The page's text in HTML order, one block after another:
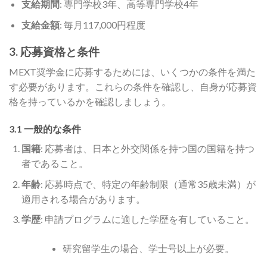
支給期間: 専門学校3年、高等専門学校4年
支給金額: 毎月117,000円程度
3. 応募資格と条件
MEXT奨学金に応募するためには、いくつかの条件を満た
す必要があります。これらの条件を確認し、自身が応募資
格を持っているかを確認しましょう。
3.1 一般的な条件
国籍: 応募者は、日本と外交関係を持つ国の国籍を持つ
者であること。
年齢: 応募時点で、特定の年齢制限（通常35歳未満）が
適用される場合があります。
学歴: 申請プログラムに適した学歴を有していること。
研究留学生の場合、学士号以上が必要。